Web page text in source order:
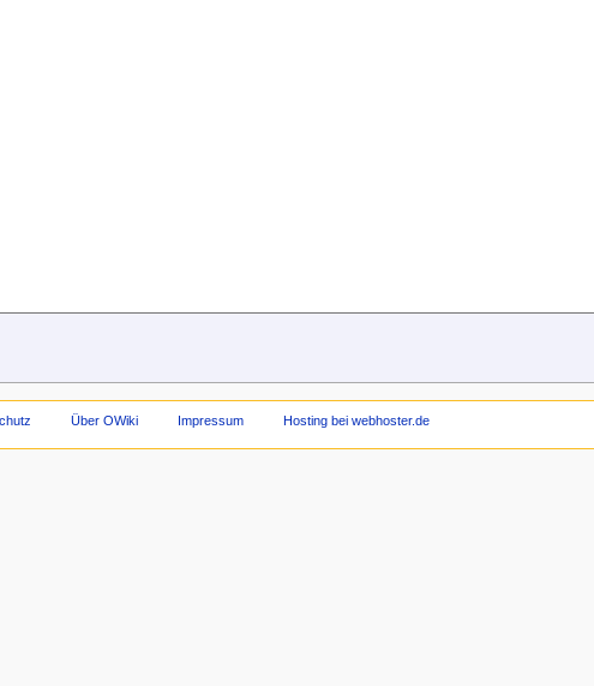
Über OWiki Impressum Hosting bei webhoster.de